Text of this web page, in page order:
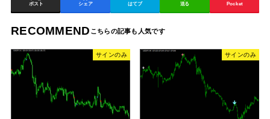
ポスト シェア はてブ 送る Pocket
RECOMMEND
サインのみ サインのみ